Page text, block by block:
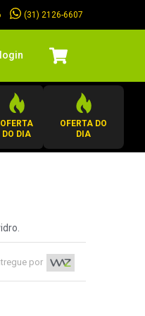
(31) 2126-6607
OFERTA
DO DIA
OFERTA DO
DIA
por